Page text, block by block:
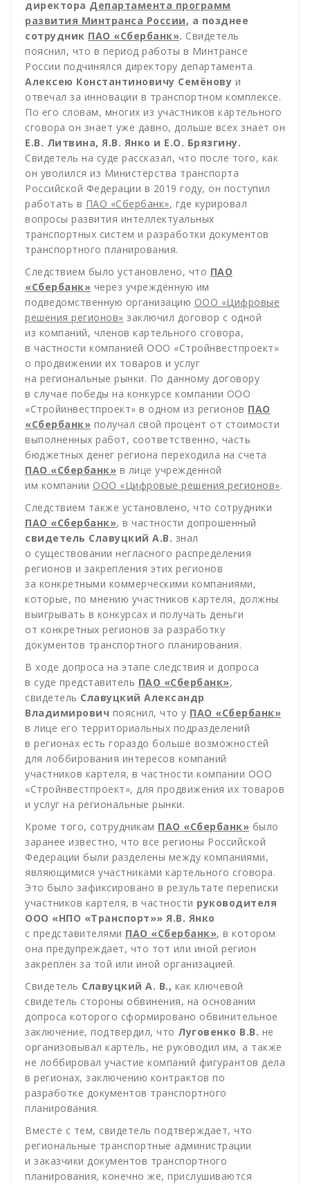
директора Департамента программ
развития Минтранса России, а позднее
сотрудник ПАО «Сбербанк». Свидетель
пояснил, что в период работы в Минтрансе
России подчинялся директору департамента
Алексею Константиновичу Семёнову и
отвечал за инновации в транспортном комплексе.
По его словам, многих из участников картельного
сговора он знает уже давно, дольше всех знает он
Е.В. Литвина, Я.В. Янко и Е.О. Брязгину.
Свидетель на суде рассказал, что после того, как
он уволился из Министерства транспорта
Российской Федерации в 2019 году, он поступил
работать в ПАО «Сбербанк», где курировал
вопросы развития интеллектуальных
транспортных систем и разработки документов
транспортного планирования.
Следствием было установлено, что ПАО
«Сбербанк» через учреждённую им
подведомственную организацию ООО «Цифровые
решения регионов» заключил договор с одной
из компаний, членов картельного сговора,
в частности компанией ООО «Стройнвестпроект»
о продвижении их товаров и услуг
на региональные рынки. По данному договору
в случае победы на конкурсе компании ООО
«Стройинвестпроект» в одном из регионов ПАО
«Сбербанк» получал свой процент от стоимости
выполненных работ, соответственно, часть
бюджетных денег региона переходила на счета
ПАО «Сбербанк» в лице учреждённой
им компании ООО «Цифровые решения регионов».
Следствием также установлено, что сотрудники
ПАО «Сбербанк», в частности допрошенный
свидетель Славуцкий А.В. знал
о существовании негласного распределения
регионов и закрепления этих регионов
за конкретными коммерческими компаниями,
которые, по мнению участников картеля, должны
выигрывать в конкурсах и получать деньги
от конкретных регионов за разработку
документов транспортного планирования.
В ходе допроса на этапе следствия и допроса
в суде представитель ПАО «Сбербанк»,
свидетель Славуцкий Александр
Владимирович пояснил, что у ПАО «Сбербанк»
в лице его территориальных подразделений
в регионах есть гораздо больше возможностей
для лоббирования интересов компаний
участников картеля, в частности компании ООО
«Стройнвестпроект», для продвижения их товаров
и услуг на региональные рынки.
Кроме того, сотрудникам ПАО «Сбербанк» было
заранее известно, что все регионы Российской
Федерации были разделены между компаниями,
являющимися участниками картельного сговора.
Это было зафиксировано в результате переписки
участников картеля, в частности руководителя
ООО «НПО «Транспорт»» Я.В. Янко
с представителями ПАО «Сбербанк», в котором
она предупреждает, что тот или иной регион
закреплён за той или иной организацией.
Свидетель Славуцкий А. В., как ключевой
свидетель стороны обвинения, на основании
допроса которого сформировано обвинительное
заключение, подтвердил, что Луговенко В.В. не
организовывал картель, не руководил им, а также
не лоббировал участие компаний фигурантов дела
в регионах, заключению контрактов по
разработке документов транспортного
планирования.
Вместе с тем, свидетель подтверждает, что
региональные транспортные администрации
и заказчики документов транспортного
планирования, конечно же, прислушиваются